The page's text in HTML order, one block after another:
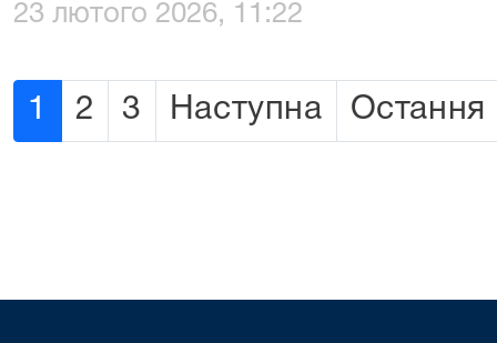
23 лютого 2026, 11:22
1 2 3 Наступна Остання